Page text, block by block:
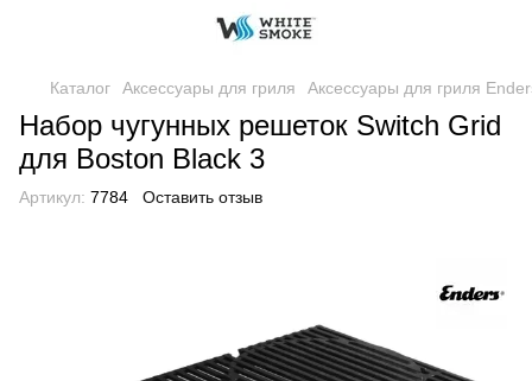
Каталог Аксессуары для гриля Аксессуары для гриля
Набор чугунных решеток Switch Grid
для Boston Black 3
Артикул: 7784 Оставить отзыв